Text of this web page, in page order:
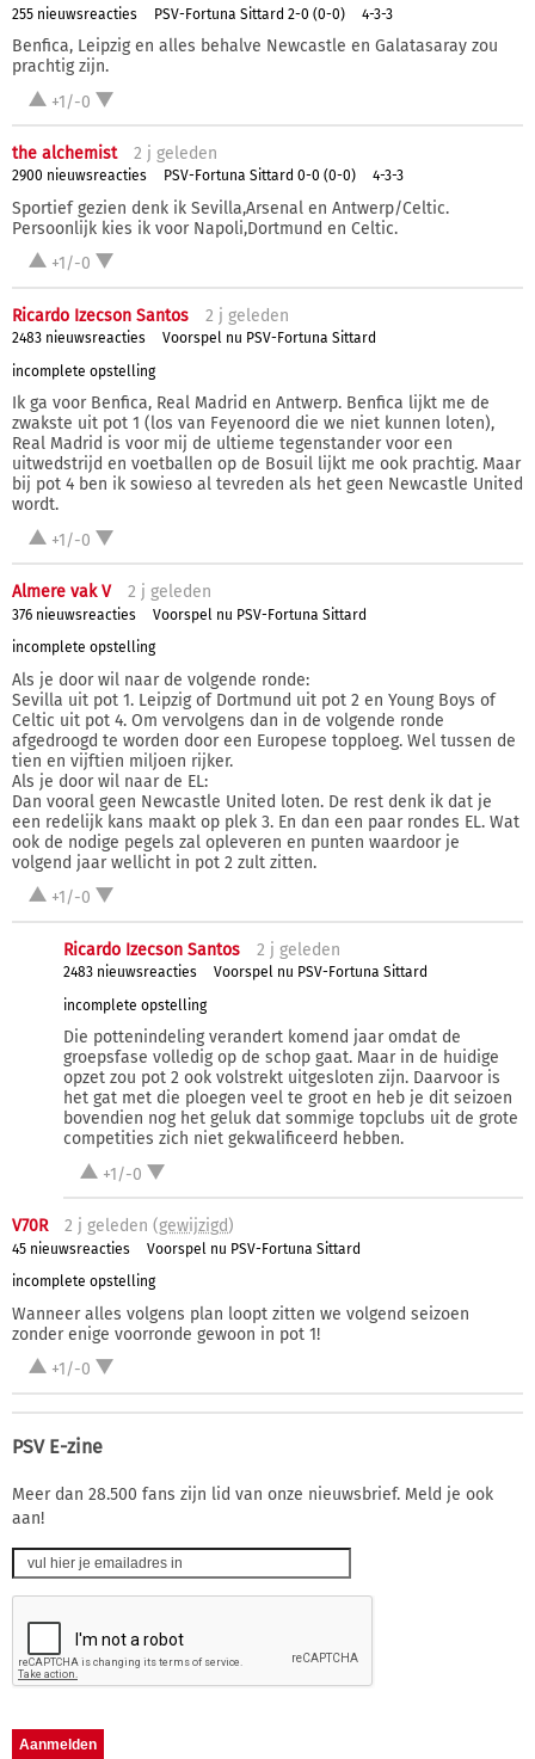
255 nieuwsreacties PSV-Fortuna Sittard 2-0 (0-0) 4-3-3
Benfica, Leipzig en alles behalve Newcastle en Galatasaray zou
prachtig zijn.
+1/-0
the alchemist 2 j geleden
2900 nieuwsreacties PSV-Fortuna Sittard 0-0 (0-0) 4-3-3
Sportief gezien denk ik Sevilla,Arsenal en Antwerp/Celtic.
Persoonlijk kies ik voor Napoli,Dortmund en Celtic.
+1/-0
Ricardo Izecson Santos 2 j geleden
2483 nieuwsreacties
Voorspel nu PSV-Fortuna Sittard
incomplete opstelling
Ik ga voor Benfica, Real Madrid en Antwerp. Benfica lijkt me de
zwakste uit pot 1 (los van Feyenoord die we niet kunnen loten),
Real Madrid is voor mij de ultieme tegenstander voor een
uitwedstrijd en voetballen op de Bosuil lijkt me ook prachtig. Maar
bij pot 4 ben ik sowieso al tevreden als het geen Newcastle United
wordt.
+1/-0
Almere vak V 2 j geleden
376 nieuwsreacties
Voorspel nu PSV-Fortuna Sittard
incomplete opstelling
Als je door wil naar de volgende ronde:
Sevilla uit pot 1. Leipzig of Dortmund uit pot 2 en Young Boys of
Celtic uit pot 4. Om vervolgens dan in de volgende ronde
afgedroogd te worden door een Europese topploeg. Wel tussen de
tien en vijftien miljoen rijker.
Als je door wil naar de EL:
Dan vooral geen Newcastle United loten. De rest denk ik dat je
een redelijk kans maakt op plek 3. En dan een paar rondes EL. Wat
ook de nodige pegels zal opleveren en punten waardoor je
volgend jaar wellicht in pot 2 zult zitten.
+1/-0
Ricardo Izecson Santos 2 j geleden
2483 nieuwsreacties
Voorspel nu PSV-Fortuna Sittard
incomplete opstelling
Die pottenindeling verandert komend jaar omdat de
groepsfase volledig op de schop gaat. Maar in de huidige
opzet zou pot 2 ook volstrekt uitgesloten zijn. Daarvoor is
het gat met die ploegen veel te groot en heb je dit seizoen
bovendien nog het geluk dat sommige topclubs uit de grote
competities zich niet gekwalificeerd hebben.
+1/-0
V70R 2 j geleden (gewijzigd)
45 nieuwsreacties
Voorspel nu PSV-Fortuna Sittard
incomplete opstelling
Wanneer alles volgens plan loopt zitten we volgend seizoen
zonder enige voorronde gewoon in pot 1!
+1/-0
PSV E-zine
Meer dan 28.500 fans zijn lid van onze nieuwsbrief. Meld je ook
aan!